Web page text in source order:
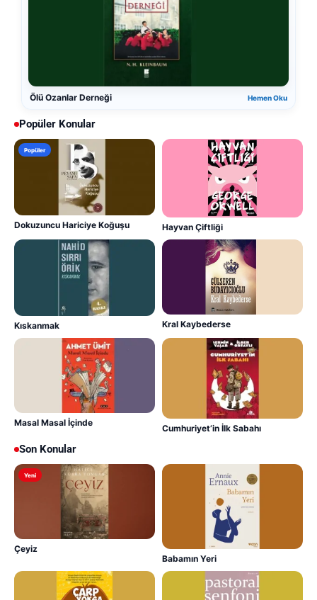
Ölü Ozanlar Derneği Hemen Oku
Popüler Konular
Popüler
Dokuzuncu Hariciye Koğuşu Hayvan Çiftliği
Kıskanmak Kral Kaybederse
Masal Masal İçinde
Cumhuriyet’in İlk Sabahı
Son Konular
Yeni
Çeyiz
Babamın Yeri